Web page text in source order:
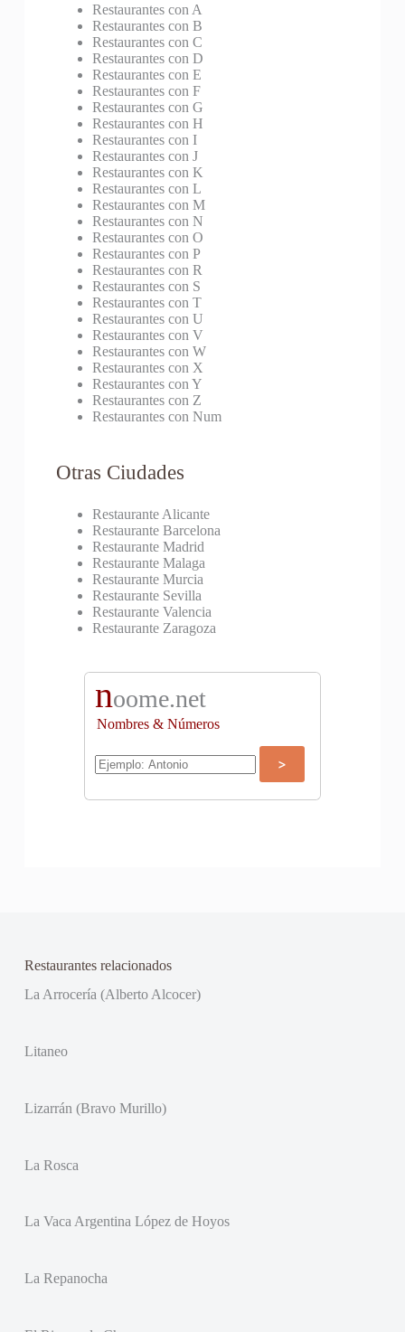
Restaurantes con A
Restaurantes con B
Restaurantes con C
Restaurantes con D
Restaurantes con E
Restaurantes con F
Restaurantes con G
Restaurantes con H
Restaurantes con I
Restaurantes con J
Restaurantes con K
Restaurantes con L
Restaurantes con M
Restaurantes con N
Restaurantes con O
Restaurantes con P
Restaurantes con R
Restaurantes con S
Restaurantes con T
Restaurantes con U
Restaurantes con V
Restaurantes con W
Restaurantes con X
Restaurantes con Y
Restaurantes con Z
Restaurantes con Num
Otras Ciudades
Restaurante Alicante
Restaurante Barcelona
Restaurante Madrid
Restaurante Malaga
Restaurante Murcia
Restaurante Sevilla
Restaurante Valencia
Restaurante Zaragoza
noome.net
Nombres & Números
Restaurantes relacionados
La Arrocería (Alberto Alcocer)
Litaneo
Lizarrán (Bravo Murillo)
La Rosca
La Vaca Argentina López de Hoyos
La Repanocha